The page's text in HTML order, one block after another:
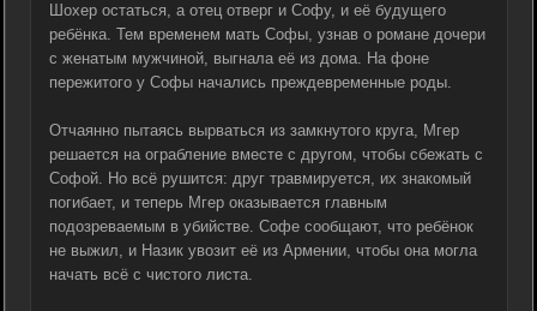
Шохер остаться, а отец отверг и Софу, и её будущего
ребёнка. Тем временем мать Софы, узнав о романе дочери
с женатым мужчиной, выгнала её из дома. На фоне
пережитого у Софы начались преждевременные роды.
Отчаянно пытаясь вырваться из замкнутого круга, Мгер
решается на ограбление вместе с другом, чтобы сбежать с
Софой. Но всё рушится: друг травмируется, их знакомый
погибает, и теперь Мгер оказывается главным
подозреваемым в убийстве. Софе сообщают, что ребёнок
не выжил, и Назик увозит её из Армении, чтобы она могла
начать всё с чистого листа.